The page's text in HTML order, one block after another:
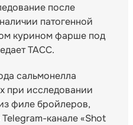
после
патогенной
курином фарше под
ТАСС.
сальмонелла
при исследовании
филе бройлеров,
канале «Shot